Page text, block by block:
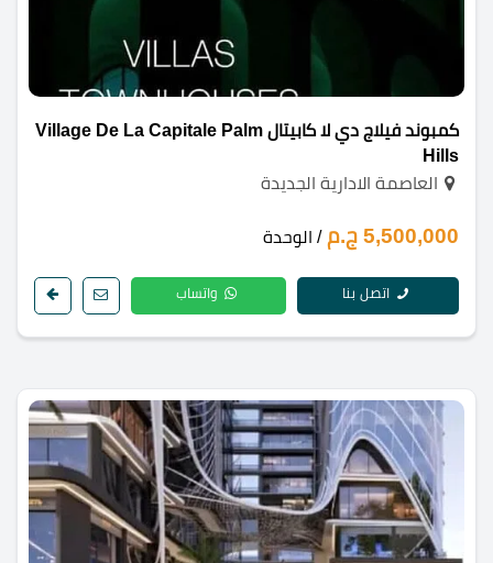
كمبوند فيلاج دي لا كابيتال Village De La Capitale Palm
Hills
العاصمة الادارية الجديدة
5,500,000 ج.م / الوحدة
اتصل بنا واتساب